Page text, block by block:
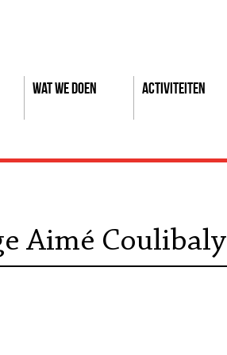
Wat we doen Activiteiten
Aimé Coulibaly